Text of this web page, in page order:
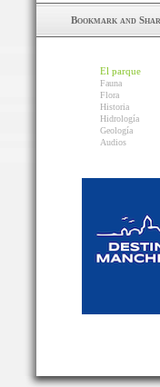
El parque
Fauna
Flora
Historia
Hidrología
Geología
Audios